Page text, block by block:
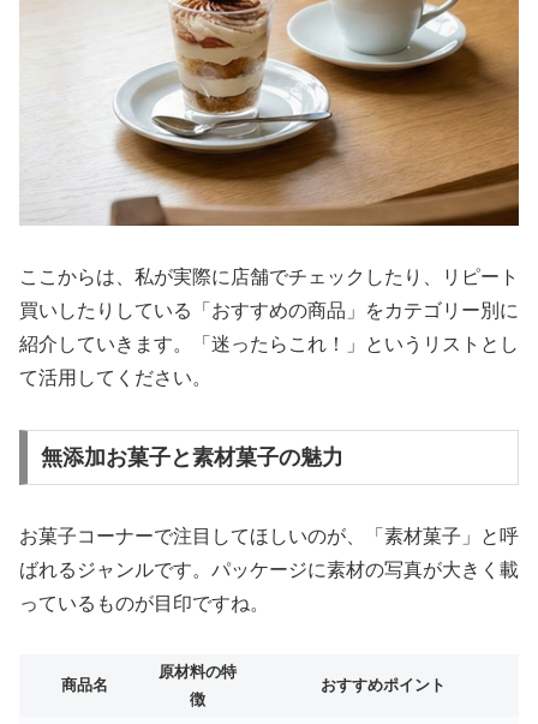
ここからは、私が実際に店舗でチェックしたり、リピート
買いしたりしている「おすすめの商品」をカテゴリー別に
紹介していきます。「迷ったらこれ！」というリストとし
て活用してください。
無添加お菓子と素材菓子の魅力
お菓子コーナーで注目してほしいのが、「素材菓子」と呼
ばれるジャンルです。パッケージに素材の写真が大きく載
っているものが目印ですね。
商品名
原材料の特
徴
おすすめポイント